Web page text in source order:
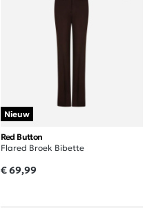
Nieuw
Red Button
Flared Broek Bibette
€ 69,99